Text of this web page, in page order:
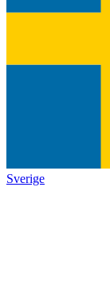
Sverige